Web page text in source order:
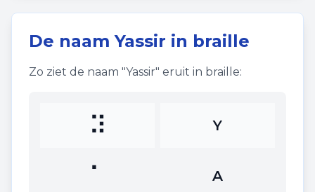
De naamYassir in braille
Zo ziet de naam "Yassir" eruit in braille:
⠽ Y
⠁ A